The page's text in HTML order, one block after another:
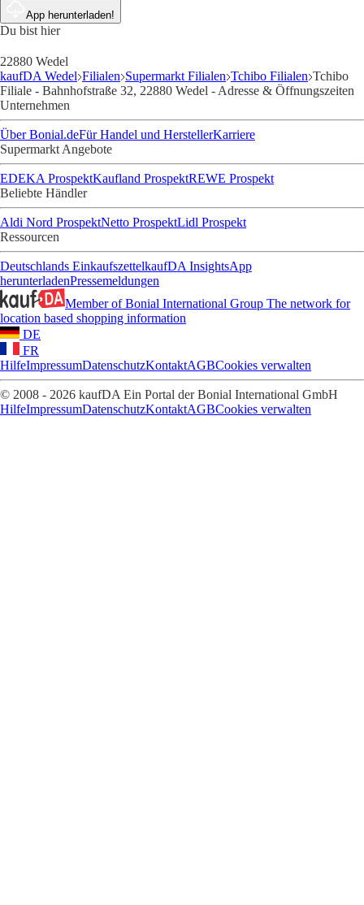
App herunterladen!
Du bist hier
22880 Wedel
kaufDA Wedel Filialen Supermarkt Filialen Tchibo Filialen Tchibo
Filiale - Bahnhofstraße 32, 22880 Wedel - Adresse & Öffnungszeiten
Unternehmen
Über Bonial.deFür Handel und HerstellerKarriere
Supermarkt Angebote
EDEKA ProspektKaufland ProspektREWE Prospekt
Beliebte Händler
Aldi Nord ProspektNetto ProspektLidl Prospekt
Ressourcen
Deutschlands EinkaufszettelkaufDA InsightsApp
herunterladenPressemeldungen
Member of Bonial International Group The network for
location based shopping information
DE
FR
HilfeImpressumDatenschutzKontaktAGBCookies verwalten
© 2008 - 2026 kaufDA Ein Portal der Bonial International GmbH
HilfeImpressumDatenschutzKontaktAGBCookies verwalten